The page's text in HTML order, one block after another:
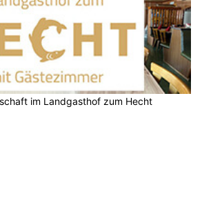
im Landgasthof zum Hecht